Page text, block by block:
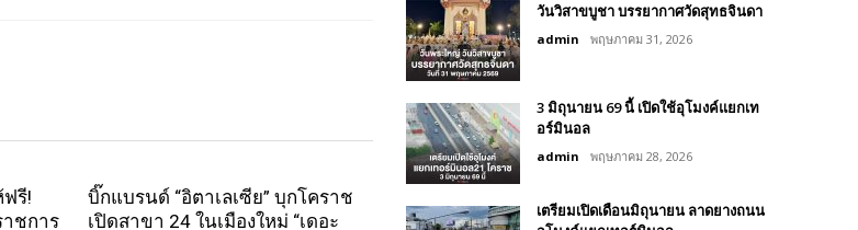
ฟรี!
ชการ
บิ๊กแบรนด์ “อิตาเลเซีย” บุกโคราช
เปิดสาขา 24 ในเมืองใหม่ “เดอะ
วันวิสาขบูชา บรรยากาศวัดสุทธจินดา
admin พฤษภาคม 31, 2026
3 มิถุนายน 69 นี้ เปิดใช้อุโมงค์แยกเท
อร์มินอล
admin พฤษภาคม 28, 2026
เตรียมเปิดเดือนมิถุนายน ลาดยางถนน